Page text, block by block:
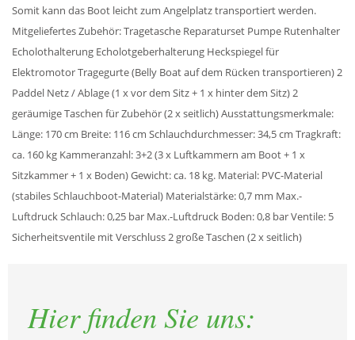
Somit kann das Boot leicht zum Angelplatz transportiert werden.
Mitgeliefertes Zubehör: Tragetasche Reparaturset Pumpe Rutenhalter
Echolothalterung Echolotgeberhalterung Heckspiegel für
Elektromotor Tragegurte (Belly Boat auf dem Rücken transportieren) 2
Paddel Netz / Ablage (1 x vor dem Sitz + 1 x hinter dem Sitz) 2
geräumige Taschen für Zubehör (2 x seitlich) Ausstattungsmerkmale:
Länge: 170 cm Breite: 116 cm Schlauchdurchmesser: 34,5 cm Tragkraft:
ca. 160 kg Kammeranzahl: 3+2 (3 x Luftkammern am Boot + 1 x
Sitzkammer + 1 x Boden) Gewicht: ca. 18 kg. Material: PVC-Material
(stabiles Schlauchboot-Material) Materialstärke: 0,7 mm Max.-
Luftdruck Schlauch: 0,25 bar Max.-Luftdruck Boden: 0,8 bar Ventile: 5
Sicherheitsventile mit Verschluss 2 große Taschen (2 x seitlich)
Hier finden Sie uns: